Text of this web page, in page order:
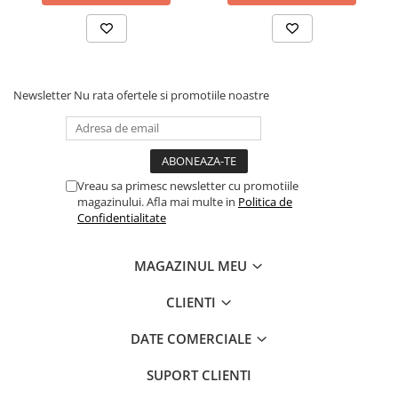
Confort și siguranță pentru
, confortabilă, potrivită pentru somnul zilnic
Laterale din material textil și plasă, pentru
pentru părinți
Newsletter Nu rata ofertele si promotiile noastre
Vreau sa primesc newsletter cu promotiile
magazinului. Afla mai multe in Politica de
Confidentialitate
MAGAZINUL MEU
CLIENTI
DATE COMERCIALE
SUPORT CLIENTI